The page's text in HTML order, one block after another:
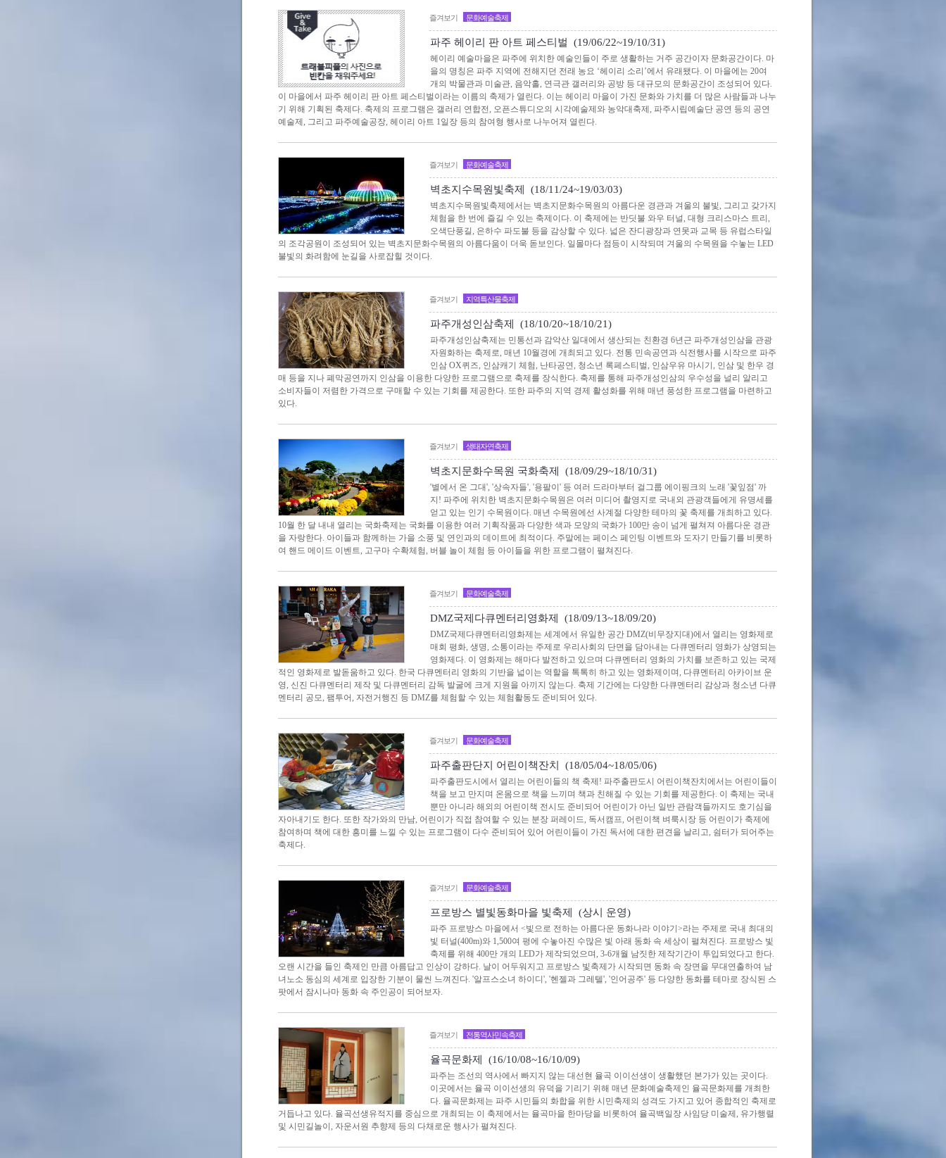
즐겨보기 문화예술축제
파주 헤이리 판 아트 페스티벌 (19/06/22~19/10/31)
헤이리 예술마을은 파주에 위치한 예술인들이 주로 생활하는 거주 공간이자 문화공간이다. 마
을의 명칭은 파주 지역에 전해지던 전래 농요 ‘헤이리 소리’에서 유래됐다. 이 마을에는 20여
개의 박물관과 미술관, 음악홀, 연극관 갤러리와 공방 등 대규모의 문화공간이 조성되어 있다.
이 마을에서 파주 헤이리 판 아트 페스티벌이라는 이름의 축제가 열린다. 이는 헤이리 마을이 가진 문화와 가치를 더 많은 사람들과 나누
기 위해 기획된 축제다. 축제의 프로그램은 갤러리 연합전, 오픈스튜디오의 시각예술제와 농악대축제, 파주시립예술단 공연 등의 공연
예술제, 그리고 파주예술공장, 헤이리 아트 1일장 등의 참여형 행사로 나누어져 열린다.
즐겨보기 문화예술축제
벽초지수목원빛축제 (18/11/24~19/03/03)
벽초지수목원빛축제에서는 벽초지문화수목원의 아름다운 경관과 겨울의 불빛, 그리고 갖가지
체험을 한 번에 즐길 수 있는 축제이다. 이 축제에는 반딧불 와우 터널, 대형 크리스마스 트리,
오색단풍길, 은하수 파도불 등을 감상할 수 있다. 넓은 잔디광장과 연못과 교목 등 유럽스타일
의 조각공원이 조성되어 있는 벽초지문화수목원의 아름다움이 더욱 돋보인다. 일몰마다 점등이 시작되며 겨울의 수목원을 수놓는 LED
불빛의 화려함에 눈길을 사로잡힐 것이다.
즐겨보기 지역특산물축제
파주개성인삼축제 (18/10/20~18/10/21)
파주개성인삼축제는 민통선과 감악산 일대에서 생산되는 친환경 6년근 파주개성인삼을 관광
자원화하는 축제로, 매년 10월경에 개최되고 있다. 전통 민속공연과 식전행사를 시작으로 파주
인삼 OX퀴즈, 인삼캐기 체험, 난타공연, 청소년 록페스티벌, 인삼우유 마시기, 인삼 및 한우 경
매 등을 지나 폐막공연까지 인삼을 이용한 다양한 프로그램으로 축제를 장식한다. 축제를 통해 파주개성인삼의 우수성을 널리 알리고
소비자들이 저렴한 가격으로 구매할 수 있는 기회를 제공한다. 또한 파주의 지역 경제 활성화를 위해 매년 풍성한 프로그램을 마련하고
있다.
즐겨보기 생태자연축제
벽초지문화수목원 국화축제 (18/09/29~18/10/31)
'별에서 온 그대', '상속자들', '용팔이' 등 여러 드라마부터 걸그룹 에이핑크의 노래 '꽃잎점' 까
지! 파주에 위치한 벽초지문화수목원은 여러 미디어 촬영지로 국내외 관광객들에게 유명세를
얻고 있는 인기 수목원이다. 매년 수목원에선 사계절 다양한 테마의 꽃 축제를 개최하고 있다.
10월 한 달 내내 열리는 국화축제는 국화를 이용한 여러 기획작품과 다양한 색과 모양의 국화가 100만 송이 넘게 펼쳐져 아름다운 경관
을 자랑한다. 아이들과 함께하는 가을 소풍 및 연인과의 데이트에 최적이다. 주말에는 페이스 페인팅 이벤트와 도자기 만들기를 비롯하
여 핸드 메이드 이벤트, 고구마 수확체험, 버블 놀이 체험 등 아이들을 위한 프로그램이 펼쳐진다.
즐겨보기 문화예술축제
DMZ국제다큐멘터리영화제 (18/09/13~18/09/20)
DMZ국제다큐멘터리영화제는 세계에서 유일한 공간 DMZ(비무장지대)에서 열리는 영화제로
매회 평화, 생명, 소통이라는 주제로 우리사회의 단면을 담아내는 다큐멘터리 영화가 상영되는
영화제다. 이 영화제는 해마다 발전하고 있으며 다큐멘터리 영화의 가치를 보존하고 있는 국제
적인 영화제로 발돋움하고 있다. 한국 다큐멘터리 영화의 기반을 넓이는 역할을 톡톡히 하고 있는 영화제이며, 다큐멘터리 아카이브 운
영, 신진 다큐멘터리 제작 및 다큐멘터리 감독 발굴에 크게 지원을 아끼지 않는다. 축제 기간에는 다양한 다큐멘터리 감상과 청소년 다큐
멘터리 공모, 팸투어, 자전거행진 등 DMZ를 체험할 수 있는 체험활동도 준비되어 있다.
즐겨보기 문화예술축제
파주출판단지 어린이책잔치 (18/05/04~18/05/06)
파주출판도시에서 열리는 어린이들의 책 축제! 파주출판도시 어린이책잔치에서는 어린이들이
책을 보고 만지며 온몸으로 책을 느끼며 책과 친해질 수 있는 기회를 제공한다. 이 축제는 국내
뿐만 아니라 해외의 어린이책 전시도 준비되어 어린이가 아닌 일반 관람객들까지도 호기심을
자아내기도 한다. 또한 작가와의 만남, 어린이가 직접 참여할 수 있는 분장 퍼레이드, 독서캠프, 어린이책 벼룩시장 등 어린이가 축제에
참여하며 책에 대한 흥미를 느낄 수 있는 프로그램이 다수 준비되어 있어 어린이들이 가진 독서에 대한 편견을 날리고, 쉼터가 되어주는
축제다.
즐겨보기 문화예술축제
프로방스 별빛동화마을 빛축제 (상시 운영)
파주 프로방스 마을에서 <빛으로 전하는 아름다운 동화나라 이야기>라는 주제로 국내 최대의
빛 터널(400m)와 1,500여 평에 수놓아진 수많은 빛 아래 동화 속 세상이 펼쳐진다. 프로방스 빛
축제를 위해 400만 개의 LED가 제작되었으며, 3-6개월 남짓한 제작기간이 투입되었다고 한다.
오랜 시간을 들인 축제인 만큼 아름답고 인상이 강하다. 날이 어두워지고 프로방스 빛축제가 시작되면 동화 속 장면을 무대연출하여 남
녀노소 동심의 세계로 입장한 기분이 물씬 느껴진다. '알프스소녀 하이디', '헨젤과 그레텔', '인어공주' 등 다양한 동화를 테마로 장식된 스
팟에서 잠시나마 동화 속 주인공이 되어보자.
즐겨보기 전통역사민속축제
율곡문화제 (16/10/08~16/10/09)
파주는 조선의 역사에서 빠지지 않는 대선현 율곡 이이선생이 생활했던 본가가 있는 곳이다.
이곳에서는 율곡 이이선생의 유덕을 기리기 위해 매년 문화예술축제인 율곡문화제를 개최한
다. 율곡문화제는 파주 시민들의 화합을 위한 시민축제의 성격도 가지고 있어 종합적인 축제로
거듭나고 있다. 율곡선생유적지를 중심으로 개최되는 이 축제에서는 율곡마을 한마당을 비롯하여 율곡백일장 사임당 미술제, 유가행렬
및 시민길놀이, 자운서원 추향제 등의 다채로운 행사가 펼쳐진다.